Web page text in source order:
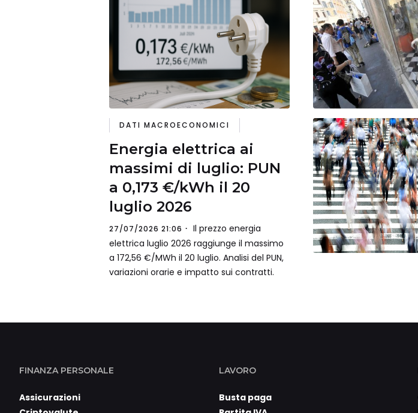
DATI MACROECONOMICI
Energia elettrica ai
massimi di luglio: PUN
a 0,173 €/kWh il 20
luglio 2026
27/07/2026 21:06
Il prezzo energia
elettrica luglio 2026 raggiunge il massimo
a 172,56 €/MWh il 20 luglio. Analisi del PUN,
variazioni orarie e impatto sui contratti.
FINANZA PERSONALE
Assicurazioni
LAVORO
Busta paga